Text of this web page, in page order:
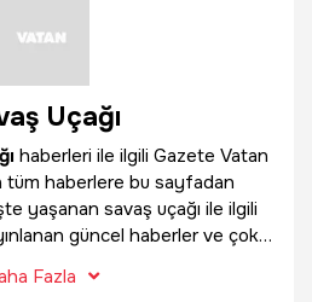
Uçağı
haberleri ile ilgili Gazete Vatan
tüm haberlere bu sayfadan
yaşanan savaş uçağı ile ilgili
güncel haberler ve çok
Fazla